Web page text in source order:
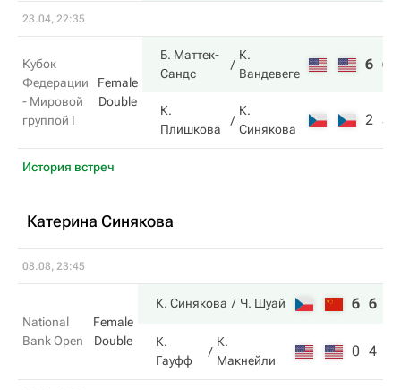
23.04, 22:35
Кубок
Федерации
- Мировой
группой I
Female
Double
Б. Маттек-
Сандс
К.
Вандевеге
6 6
К.
Плишкова
К.
Синякова
2 3
История встреч
Катерина Синякова
08.08, 23:45
National
Bank Open
Female
Double
К. Синякова Ч. Шуай 6 6
К.
Гауфф
К.
Макнейли
0 4